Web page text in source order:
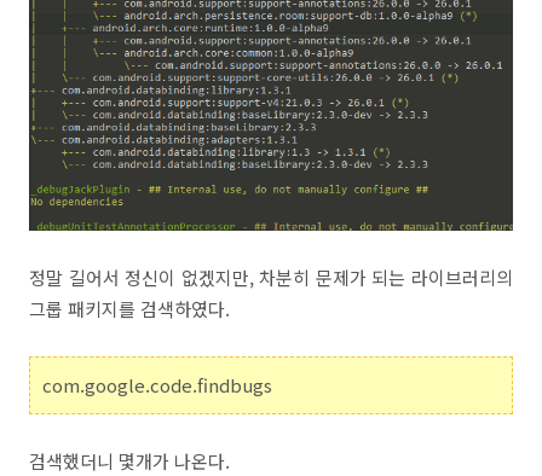
정말 길어서 정신이 없겠지만, 차분히 문제가 되는 라이브러리의
그룹 패키지를 검색하였다.
com.google.code.findbugs
검색했더니 몇개가 나온다.